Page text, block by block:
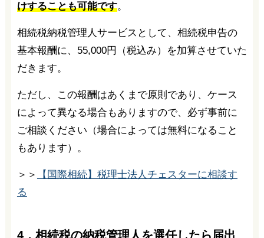
けすることも可能です。
相続税納税管理人サービスとして、相続税申告の
基本報酬に、55,000円（税込み）を加算させていた
だきます。
ただし、この報酬はあくまで原則であり、ケース
によって異なる場合もありますので、必ず事前に
ご相談ください（場合によっては無料になること
もあります）。
＞＞
【国際相続】税理士法人チェスターに相談す
る
4．相続税の納税管理人を選任したら届出